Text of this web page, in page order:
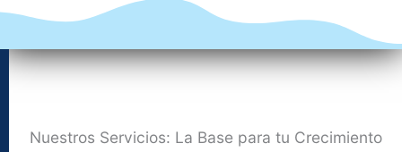
Nuestros Servicios: La Base para tu Crecimiento